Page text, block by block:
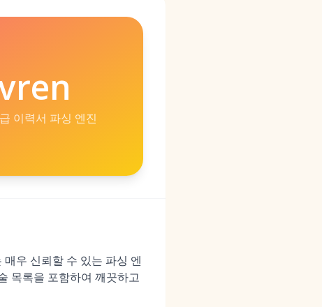
이력서 파싱 엔진
우 신뢰할 수 있는 파싱 엔
목록을 포함하여 깨끗하고